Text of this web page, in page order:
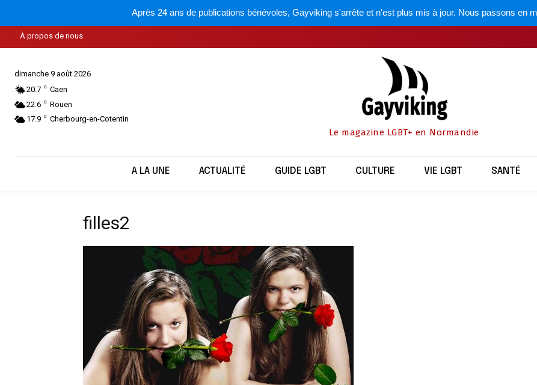
Après 24 ans de publications bénévoles, Gayviking s'arrête et n'est plus mis à jour. Nous passons en
À propos de nous
dimanche 9 août 2026
20.7 C Caen
22.6 C Rouen
17.9 C Cherbourg-en-Cotentin
Le magazine LGBT+ en Normandie
A LA UNE ACTUALITÉ GUIDE LGBT CULTURE VIE LGBT SANTÉ
filles2